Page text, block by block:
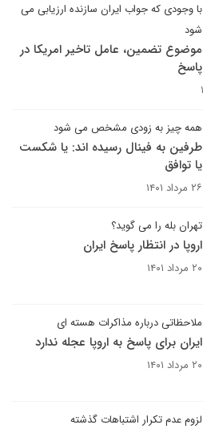
با وجودی که جواب ایران سازنده ارزیابی می
شود
موضوع تضمین، عامل تاخیر امریکا در
پاسخ
همه چیز به زودی مشخص می شود
طرفین به فینال رسیده اند: یا شکست
یا توافق
۲۶ مرداد ۱۴۰۱
تهران بله را می گوید؟
اروپا در انتظار پاسخ ایران
۲۰ مرداد ۱۴۰۱
ملاحظاتی درباره مذاکرات هسته ای
ایران برای پاسخ به اروپا عجله ندارد
۲۰ مرداد ۱۴۰۱
لزوم عدم تکرار اشتباهات گذشته